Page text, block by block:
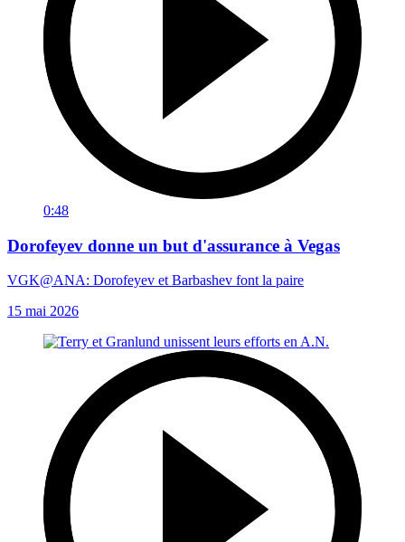
0:48
Dorofeyev donne un but d'assurance à Vegas
VGK@ANA: Dorofeyev et Barbashev font la paire
15 mai 2026